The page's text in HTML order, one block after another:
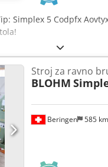
Simplex 5 Codpfx
Beringen 585 km
Stroj za ravno
BLOHM